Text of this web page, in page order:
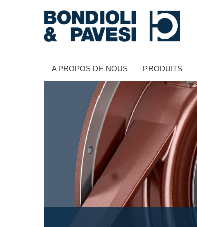
A PROPOS DE NOUS PRODUITS
Transmission de puissance
Transmissions à cardans
Boîtes à engrenages standard